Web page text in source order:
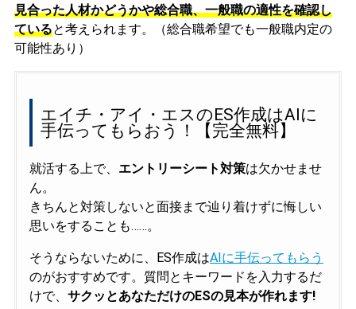
見合った人材かどうかや総合職、一般職の適性を確認し
ていると考えられます。（総合職希望でも一般職内定の
可能性あり）
エイチ・アイ・エスのES作成はAIに
手伝ってもらおう！【完全無料】
就活する上で、 エントリーシート対策は欠かせませ
ん。
きちんと対策しないと面接まで辿り着けずに悔しい
思いをすることも……。
そうならないために、ES作成はAIに手伝ってもらう
のがおすすめです。質問とキーワードを入力するだ
けで、 サクッとあなただけのESの見本が作れます!